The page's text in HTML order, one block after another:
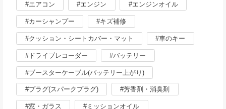
エアコン エンジン エンジンオイル
カーシャンプー キズ補修
クッション・シートカバー・マット 車のキー
ドライブレコーダー バッテリー
ブースターケーブル(バッテリー上がり)
プラグ(スパークプラグ) 芳香剤・消臭剤
窓・ガラス ミッションオイル